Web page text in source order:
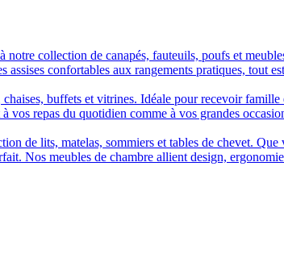
notre collection de canapés, fauteuils, poufs et
confortables aux rangements pratiques, tout
buffets et vitrines. Idéale pour recevoir
vos repas du quotidien comme à vos grandes
de lits, matelas, sommiers et tables de chevet.
Nos meubles de chambre allient design,